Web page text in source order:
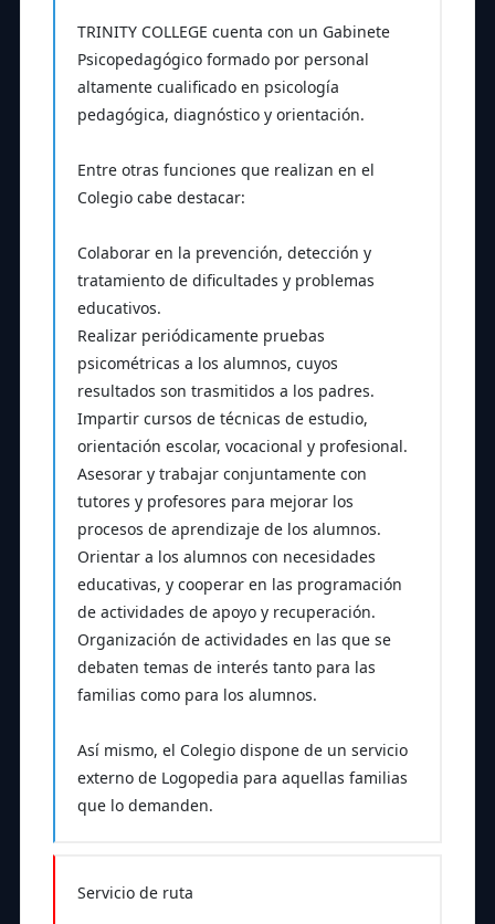
TRINITY COLLEGE cuenta con un Gabinete
Psicopedagógico formado por personal
altamente cualificado en psicología
pedagógica, diagnóstico y orientación.
Entre otras funciones que realizan en el
Colegio cabe destacar:
Colaborar en la prevención, detección y
tratamiento de dificultades y problemas
educativos.
Realizar periódicamente pruebas
psicométricas a los alumnos, cuyos
resultados son trasmitidos a los padres.
Impartir cursos de técnicas de estudio,
orientación escolar, vocacional y profesional.
Asesorar y trabajar conjuntamente con
tutores y profesores para mejorar los
procesos de aprendizaje de los alumnos.
Orientar a los alumnos con necesidades
educativas, y cooperar en las programación
de actividades de apoyo y recuperación.
Organización de actividades en las que se
debaten temas de interés tanto para las
familias como para los alumnos.
Así mismo, el Colegio dispone de un servicio
externo de Logopedia para aquellas familias
que lo demanden.
Servicio de ruta